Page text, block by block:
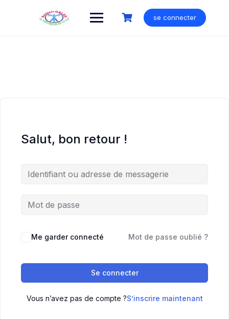
se connecter
Salut, bon retour !
Me garder connecté Mot de passe oublié ?
Se connecter
Vous n’avez pas de compte ?S’inscrire maintenant